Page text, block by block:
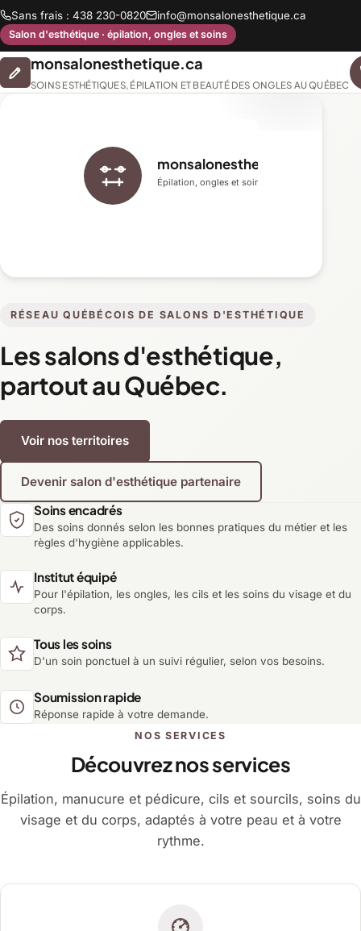
Sans frais : 438 230-0820 info@monsalonesthetique.ca
Salon d'esthétique · épilation, ongles et soins
monsalonesthetique.ca
SOINS ESTHÉTIQUES, ÉPILATION ET BEAUTÉ DES ONGLES AU QUÉBEC
RÉSEAU QUÉBÉCOIS DE SALONS D'ESTHÉTIQUE
Les salons d'esthétique,
partout au Québec.
Voir nos territoires
Devenir salon d'esthétique partenaire
monsalonesthetique.ca
Épilation, ongles et soins du visage
Soins encadrés
Des soins donnés selon les bonnes pratiques du métier et les
règles d'hygiène applicables.
Institut équipé
Pour l'épilation, les ongles, les cils et les soins du visage et du
corps.
Tous les soins
D'un soin ponctuel à un suivi régulier, selon vos besoins.
Soumission rapide
Réponse rapide à votre demande.
NOS SERVICES
Découvrez nos services
Épilation, manucure et pédicure, cils et sourcils, soins du
visage et du corps, adaptés à votre peau et à votre
rythme.